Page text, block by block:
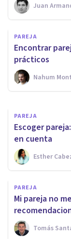
Juan
PAREJA
Encontrar
prácticos
Nahum
PAREJA
Mi
habla:
hacer
Oscar
PAREJA
​Escoger
en cuenta
Esther
PAREJA
Mi pareja no
Tomás